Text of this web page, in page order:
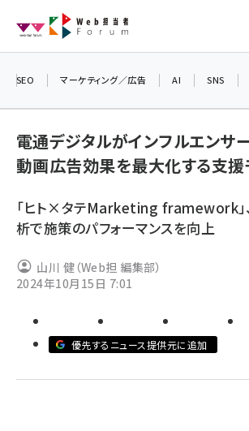
ン
ai (2827)
note (2323)
z世代 (1632)
SEO マーケティング／広告 AI SNS
電通デジタルがインフルエンサ
動画広告効果を最大化する支
「ヒト×タテMarketing framework」
析で施策のパフォーマンスを向上
山川 健（Web担 編集部）
2024年10月15日 7:01
優先するニュース提供元に追加